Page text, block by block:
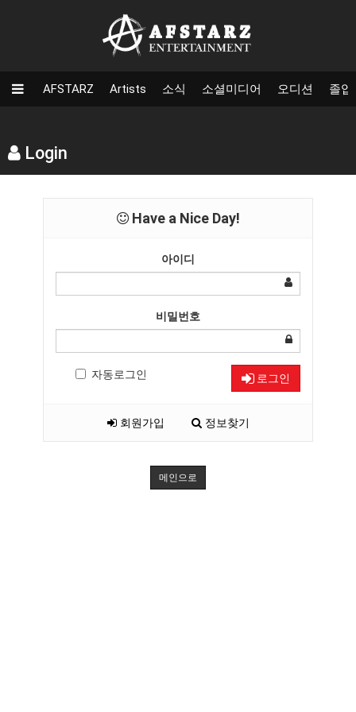
AFSTARZ Artists 소식 소셜미디어 오디션 졸업
Login
Have a Nice Day!
아이디
비밀번호
자동로그인 로그인
회원가입 정보찾기
메인으로